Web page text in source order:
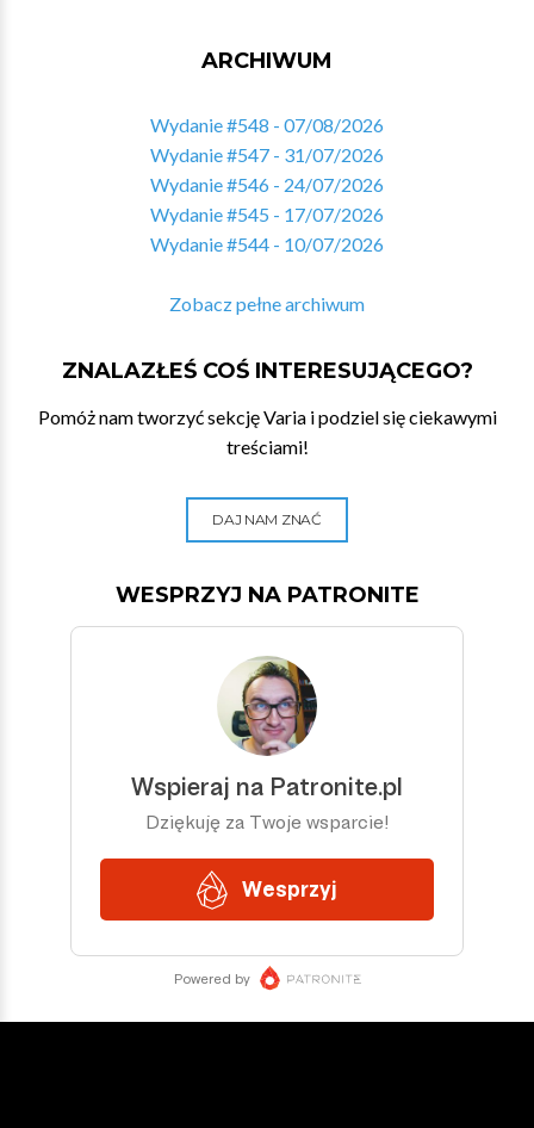
ARCHIWUM
Wydanie #548 - 07/08/2026
Wydanie #547 - 31/07/2026
Wydanie #546 - 24/07/2026
Wydanie #545 - 17/07/2026
Wydanie #544 - 10/07/2026
Zobacz pełne archiwum
ZNALAZŁEŚ COŚ INTERESUJĄCEGO?
Pomóż nam tworzyć sekcję Varia i podziel się ciekawymi
treściami!
DAJ NAM ZNAĆ
WESPRZYJ NA PATRONITE